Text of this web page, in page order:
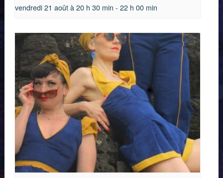
vendredi 21 août à 20 h 30 min - 22 h 00 min